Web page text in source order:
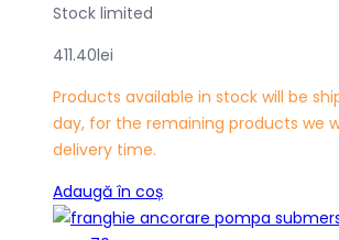
Stock limited
411.40lei
Products available in stock will be
day, for the remaining products we
delivery time.
Adaugă în coș